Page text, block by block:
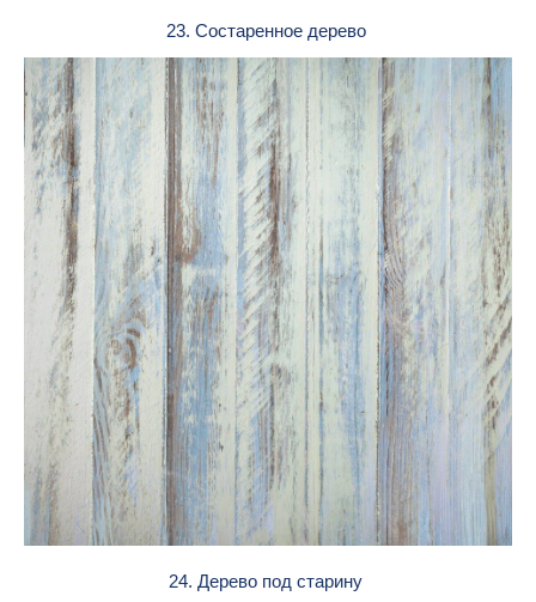
23. Состаренное дерево
24. Дерево под старину